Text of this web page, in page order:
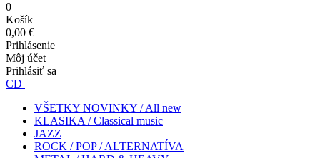
0
Košík
0,00 €
Prihlásenie
Môj účet
Prihlásiť sa
CD
VŠETKY NOVINKY / All new
KLASIKA / Classical music
JAZZ
ROCK / POP / ALTERNATÍVA